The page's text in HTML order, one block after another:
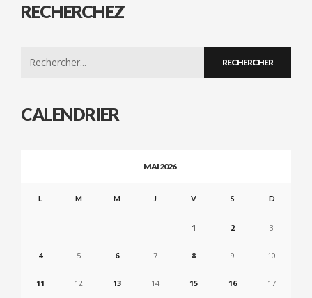
RECHERCHEZ
CALENDRIER
MAI 2026
L M M J V S D
1 2 3
4 5 6 7 8 9 10
11 12 13 14 15 16 17